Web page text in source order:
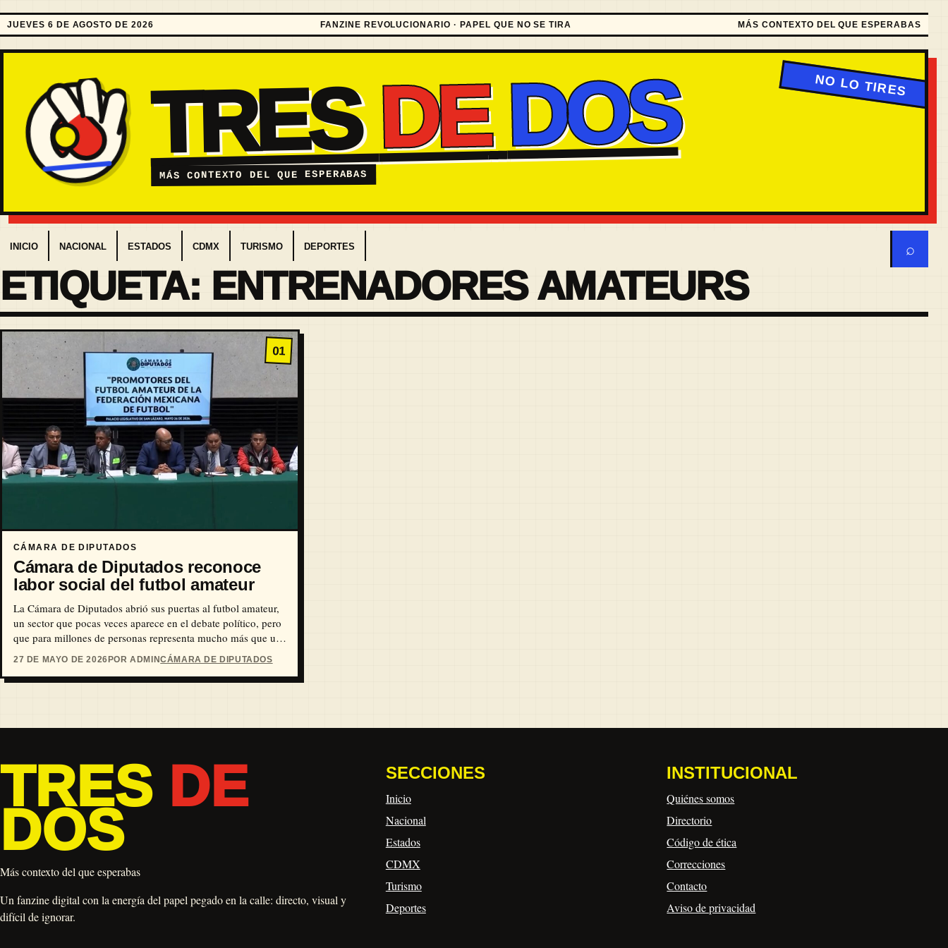
JUEVES 6 DE AGOSTO DE 2026 FANZINE REVOLUCIONARIO · PAPEL QUE NO SE TIRA MÁS CONTEXTO DEL QUE ESPERABAS
TRESDE DOS
MÁS CONTEXTO DEL QUE ESPERABAS
INICIO NACIONAL ESTADOS CDMX TURISMO DEPORTES ⌕
ETIQUETA: ENTRENADORES AMATEURS
01
CÁMARA DE DIPUTADOS
Cámara de Diputados reconoce
labor social del futbol amateur
La Cámara de Diputados abrió sus puertas al futbol amateur,
un sector que pocas veces aparece en el debate político, pero
que para millones de personas representa mucho más que un
deporte. A propuesta de la diputada priista Mónica Elizabeth
Sandoval Hernández, se entregaron reconocimientos a
promotores, entrenadores y organizadores que durante años
27 DE MAYO DE 2026 POR ADMINCÁMARA DE DIPUTADOS
TRES DE
DOS
Más contexto del que esperabas
Un fanzine digital con la energía del papel pegado en la calle: directo, visual y
difícil de ignorar.
SECCIONES
Inicio
Nacional
Estados
CDMX
Turismo
Deportes
INSTITUCIONAL
Quiénes somos
Directorio
Código de ética
Correcciones
Contacto
Aviso de privacidad